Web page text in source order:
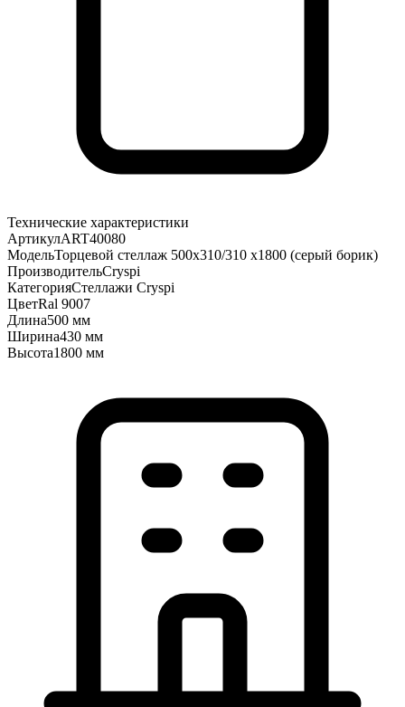
Технические характеристики
АртикулART40080
МодельТорцевой стеллаж 500х310/310 х1800 (серый борик)
ПроизводительCryspi
КатегорияСтеллажи Cryspi
ЦветRal 9007
Длина500 мм
Ширина430 мм
Высота1800 мм